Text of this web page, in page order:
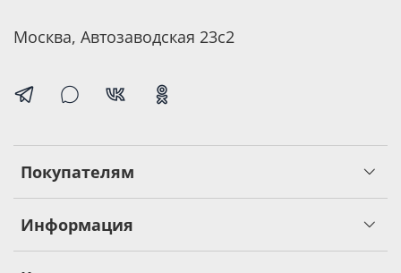
Покупателям
Информация
Москва, Автозаводская 23с2